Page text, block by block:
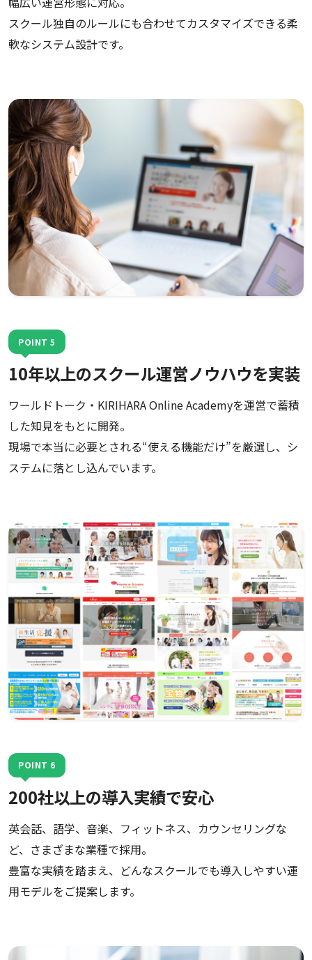
スクール独自のルールにも合わせてカスタマイズできる柔
軟なシステム設計です。
POINT 5
10年以上のスクール運営ノウハウを実装
ワールドトーク・KIRIHARA Online Academyを運営で蓄積
した知見をもとに開発。
現場で本当に必要とされる“使える機能だけ”を厳選し、シ
ステムに落とし込んでいます。
POINT 6
200社以上の導入実績で安心
英会話、語学、音楽、フィットネス、カウンセリングな
ど、さまざまな業種で採用。
豊富な実績を踏まえ、どんなスクールでも導入しやすい運
用モデルをご提案します。